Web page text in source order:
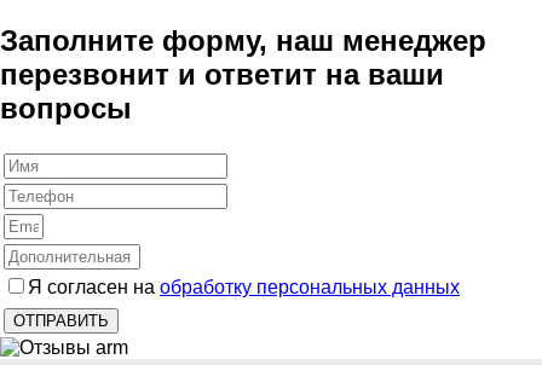
Заполните форму, наш менеджер
перезвонит и ответит на ваши
вопросы
Я согласен на обработку персональных данных